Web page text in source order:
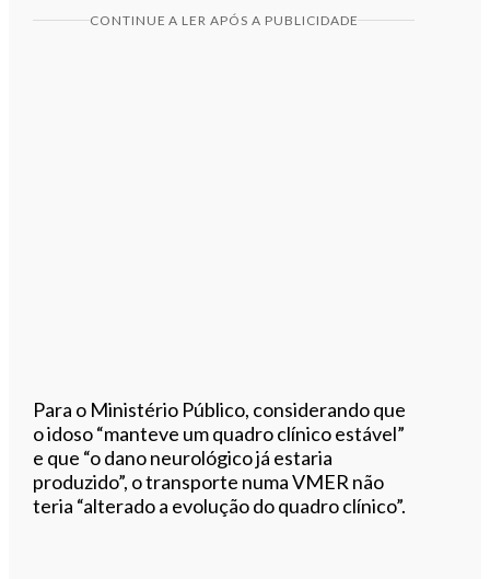
CONTINUE A LER APÓS A PUBLICIDADE
Para o Ministério Público, considerando que
o idoso “manteve um quadro clínico estável”
e que “o dano neurológico já estaria
produzido”, o transporte numa VMER não
teria “alterado a evolução do quadro clínico”.